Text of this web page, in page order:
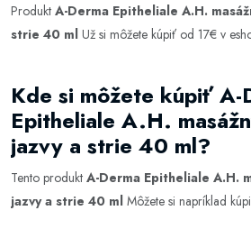
Produkt A-Derma Epitheliale A.H.
strie 40 ml Už si môžete kúpiť od 17€ v
Kde si môžete kúpiť A-
Epitheliale A.H.
jazvy a strie 40 ml?
Tento produkt A-Derma Epitheliale A.H.
jazvy a strie 40 ml Môžete si napríklad